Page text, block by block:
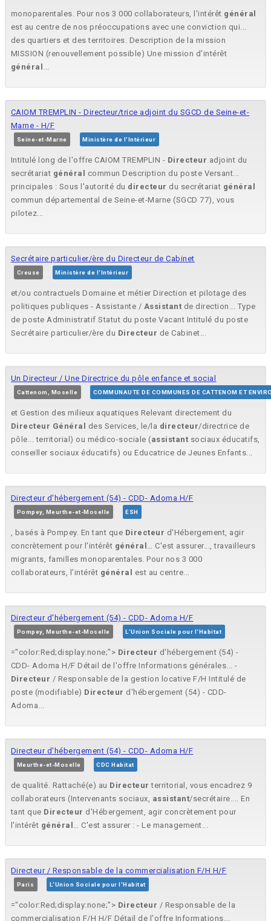
monoparentales. Pour nos 3 000 collaborateurs, l'intérêt général
est au centre de nos préoccupations avec une conviction qui...
des quartiers et des territoires. Description de la mission
MISSION (renouvellement possible) Une mission d'intérêt
général ...
CAIOM TREMPLIN - Directeur/trice adjoint du SGCD de Seine-et-
Marne - H/F
Seine-et-Marne Ministère de l'Intérieur
Intitulé long de l'offre CAIOM TREMPLIN - Directeur adjoint du
secrétariat général
commun Description du poste Versant...
principales : Sous l'autorité du directeur du secrétariat général
commun départemental de Seine-et-Marne (SGCD 77), vous
pilotez...
Secrétaire particulier/ère du Directeur de Cabinet
Creuse Ministère de l'Intérieur
et/ou contractuels Domaine et métier Direction et pilotage des
politiques publiques - Assistante / Assistant de direction... Type
de poste Administratif Statut du poste Vacant Intitulé du poste
Secrétaire particulier/ère du Directeur de Cabinet...
Un Directeur / Une Directrice du pôle enfance et social
Cattenom, Moselle COMMUNAUTE DE COMMUNES DE CATTENOM ET
et Gestion des milieux aquatiques Relevant directement du
Directeur Général des Services, le/la directeur/directrice de
pôle... territorial) ou médico-sociale (assistant sociaux éducatifs,
conseiller sociaux éducatifs) ou Educatrice de Jeunes Enfants...
Directeur d'hébergement (54) - CDD- Adoma H/F
Pompey, Meurthe-et-Moselle ESH
, basés à Pompey. En tant que Directeur d'Hébergement, agir
concrètement pour l'intérêt général … C'est assurer..., travailleurs
migrants, familles monoparentales. Pour nos 3 000
collaborateurs, l'intérêt général est au centre...
Directeur d'hébergement (54) - CDD- Adoma H/F
Pompey, Meurthe-et-Moselle L'Union Sociale pour l'Habitat
="color:Red;display:none;"> Directeur d'hébergement (54) -
CDD- Adoma H/F Détail de l'offre Informations générales... -
Directeur / Responsable de la gestion locative F/H Intitulé de
poste (modifiable) Directeur d'hébergement (54) - CDD-
Adoma...
Directeur d'hébergement (54) - CDD- Adoma H/F
Meurthe-et-Moselle CDC Habitat
de qualité. Rattaché(e) au Directeur territorial, vous encadrez 9
collaborateurs (Intervenants sociaux, assistant/secrétaire.... En
tant que Directeur d'Hébergement, agir concrètement pour
l'intérêt général … C'est assurer : - Le management...
Directeur / Responsable de la commercialisation F/H H/F
Paris L'Union Sociale pour l'Habitat
="color:Red;display:none;"> Directeur / Responsable de la
commercialisation F/H H/F Détail de l'offre Informations...